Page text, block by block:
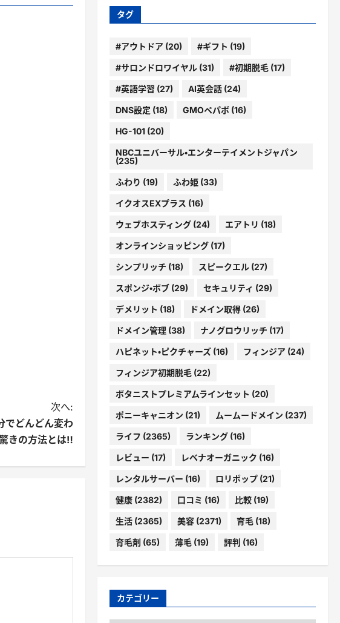
次へ:
でどんどん変わ
きの方法とは‼︎
ブ
タグ
#アウトドア(20) #ギフト (19)
#サロンドロワイヤル(31) #初期脱毛(17)
#英語学習 (27) AI英会話(24)
DNS設定 (18) GMOペパボ(16)
HG-101(20)
NBCユニバーサル・エンターテイメントジャパン
(235)
ふわり (19) ふわ姫(33)
イクオスEXプラス (16)
ウェブホスティング(24) エアトリ (18)
オンラインショッピング(17)
シンプリッチ (18) スピークエル(27)
スポンジ・ボブ(29) セキュリティ (29)
デメリット (18) ドメイン取得(26)
ドメイン管理(38) ナノグロウリッチ (17)
ハピネット・ピクチャーズ(16) フィンジア(24)
フィンジア初期脱毛(22)
ボタニストプレミアムラインセット (20)
ポニーキャニオン (21) ムームードメイン (237)
ライフ (2365) ランキング(16)
レビュー (17) レベナオーガニック (16)
レンタルサーバー (16) ロリポップ(21)
健康(2382) 口コミ (16) 比較(19)
生活(2365) 美容(2371) 育毛(18)
育毛剤 (65) 薄毛(19) 評判 (16)
カテゴリー